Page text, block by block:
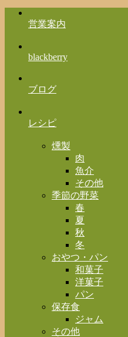
営業案内
blackberry
ブログ
レシピ
燻製
肉
魚介
その他
季節の野菜
春
夏
秋
冬
おやつ・パン
和菓子
洋菓子
パン
保存食
ジャム
その他